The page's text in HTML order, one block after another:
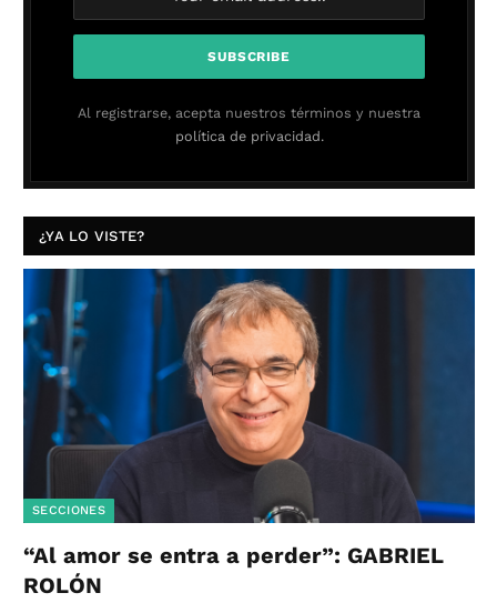
Al registrarse, acepta nuestros términos y nuestra
política de privacidad.
¿YA LO VISTE?
SECCIONES
“Al amor se entra a perder”: GABRIEL
ROLÓN